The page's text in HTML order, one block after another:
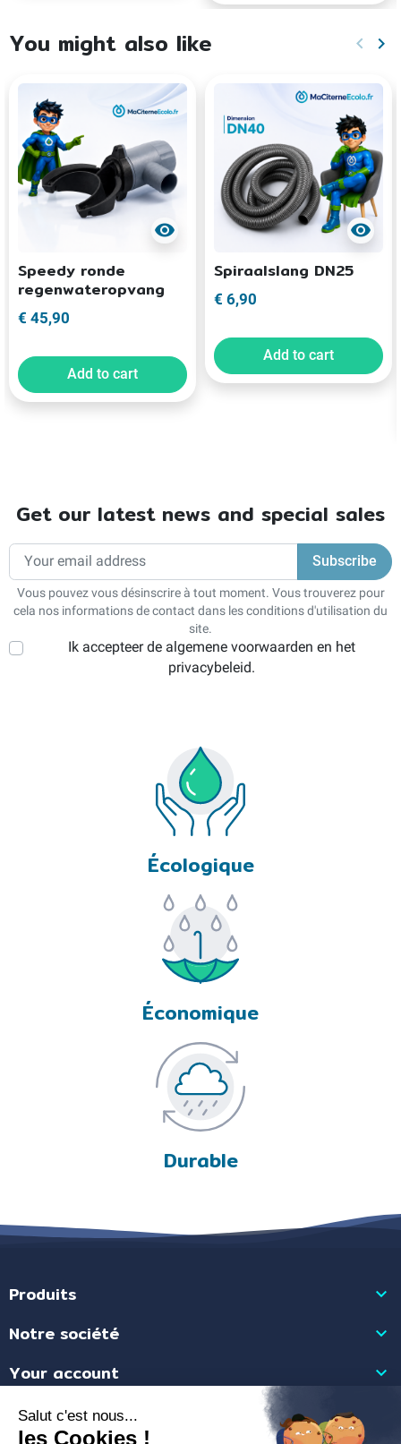
You might also like keyboard_arrow_left keyboard_arrow_right
visibility
Speedy ronde
regenwateropvang
€ 45,90
Add to cart
visibility
Spiraalslang DN25
€ 6,90
Add to cart
Get our latest news and special sales
Vous pouvez vous désinscrire à tout moment. Vous trouverez pour
cela nos informations de contact dans les conditions d'utilisation du
site.
Ik accepteer de algemene voorwaarden en het
privacybeleid.
Écologique
Économique
Durable
Produits 
Notre société 
Your account 
Store information